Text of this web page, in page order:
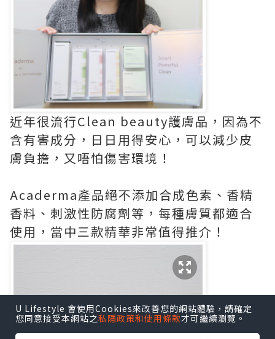
近年很流行Clean beauty護膚品，因為不
含有害成分，日日用得安心，可以減少皮
膚負擔，又唔怕傷害環境！
Acaderma產品絕不添加合成色素、香精
香料、刺激性防腐劑等，每種膚質都適合
使用，當中三款精華非常值得推介！
U Lifestyle 會使用Cookies來改善您的網站體驗，請確定
您同意接受本網站之私隱政策和使用條款才可繼續瀏覽。